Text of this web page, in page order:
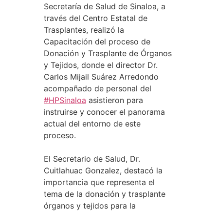
Secretaría de Salud de Sinaloa, a
través del Centro Estatal de
Trasplantes, realizó la
Capacitación del proceso de
Donación y Trasplante de Órganos
y Tejidos, donde el director Dr.
Carlos Mijail Suárez Arredondo
acompañado de personal del
#HPSinaloa asistieron para
instruirse y conocer el panorama
actual del entorno de este
proceso.
El Secretario de Salud, Dr.
Cuitlahuac Gonzalez, destacó la
importancia que representa el
tema de la donación y trasplante
órganos y tejidos para la